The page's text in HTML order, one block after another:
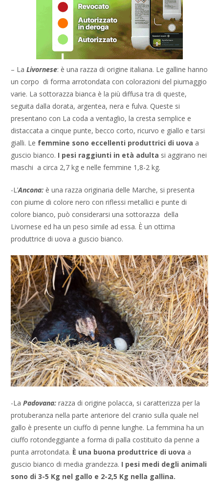
– LaLivornese: è una razza di origine italiana. Le galline hanno
un corpo di forma arrotondata con colorazioni del piumaggio
varie. La sottorazza bianca è la più diffusa tra di queste,
seguita dalla dorata, argentea, nera e fulva. Queste si
presentano con La coda a ventaglio, la cresta semplice e
distaccata a cinque punte, becco corto, ricurvo e giallo e tarsi
gialli. Le femmine sono eccellenti produttrici di uova a
guscio bianco. I pesi raggiunti in età adulta si aggirano nei
maschi a circa 2,7 kg e nelle femmine 1,8-2 kg.
-L’Ancona: è una razza originaria delle Marche, si presenta
con piume di colore nero con riflessi metallici e punte di
colore bianco, può considerarsi una sottorazza della
Livornese ed ha un peso simile ad essa. È un ottima
produttrice di uova a guscio bianco.
-LaPadovana: razza di origine polacca, si caratterizza per la
protuberanza nella parte anteriore del cranio sulla quale nel
gallo è presente un ciuffo di penne lunghe. La femmina ha un
ciuffo rotondeggiante a forma di palla costituito da penne a
punta arrotondata. È una buona produttrice di uova a
guscio bianco di media grandezza. I pesi medi degli animali
sono di 3-5 Kg nel gallo e 2-2,5 Kg nella gallina.